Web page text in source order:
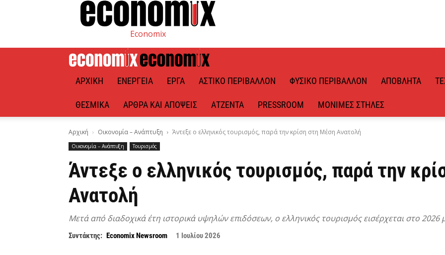
Economix
ΑΡΧΙΚΉ ΕΝΈΡΓΕΙΑ ΈΡΓΑ ΑΣΤΙΚΌ ΠΕΡΙΒΆΛΛΟΝ ΦΥΣΙΚΌ ΠΕΡΙΒΆΛΛΟΝ ΑΠΌΒΛΗΤΑ
ΘΕΣΜΙΚΆ ΆΡΘΡΑ ΚΑΙ ΑΠΌΨΕΙΣ ΑΤΖΈΝΤΑ PRESSROOM ΜΌΝΙΜΕΣ ΣΤΉΛΕΣ
Αρχική Οικονομία – Ανάπτυξη Άντεξε ο ελληνικός τουρισμός, παρά την κρίση στη Μέση Ανατολή
Οικονομία – Ανάπτυξη Τουρισμός
Άντεξε ο ελληνικός τουρισμός, παρά την
Ανατολή
Μετά από διαδοχικά έτη ιστορικά υψηλών επιδόσεων, ο ελληνικός τουρισμός εισέρχεται στο
Συντάκτης: Economix Newsroom 1 Ιουλίου 2026